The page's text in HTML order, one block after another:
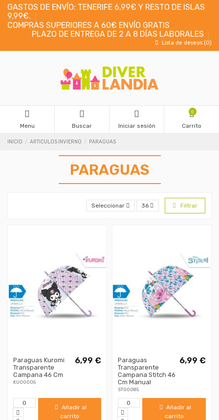
GASTOS DE ENVÍO: TENERIFE 6,99€ Y RESTO DE ISLAS
9,99€.
COMPRAS SUPERIORES A 60€ ENVÍO GRATIS
PLAZO DE ENTREGA DE 2 A 8 DÍAS LABORALES
Lista de deseos (0)
Menu Buscar Iniciar sesión
0
Carrito
INICIO ARTICULOS INVIERNO PARAGUAS
PARAGUAS
Seleccionar 36 Filtrar
Paraguas Kuromi
Transparente
Campana 46 Cm
KU00005
6,99 €
Añadir al
carrito
Paraguas
Transparente
Campana Stitch 46
Cm Manual
ST00085
6,99 €
Añadir al
carrito